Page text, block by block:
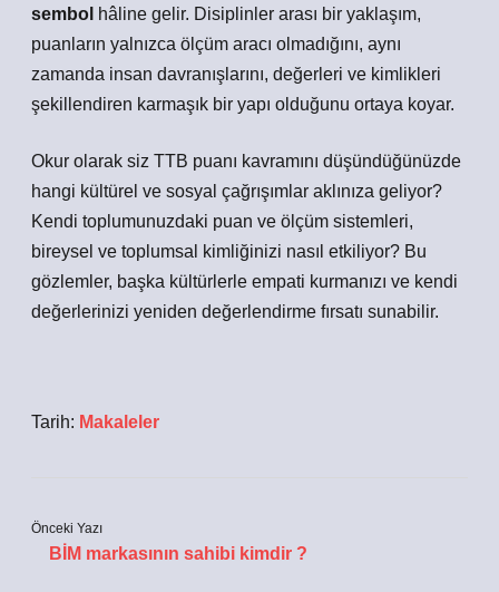
sembol hâline gelir. Disiplinler arası bir yaklaşım,
puanların yalnızca ölçüm aracı olmadığını, aynı
zamanda insan davranışlarını, değerleri ve kimlikleri
şekillendiren karmaşık bir yapı olduğunu ortaya koyar.
Okur olarak siz TTB puanı kavramını düşündüğünüzde
hangi kültürel ve sosyal çağrışımlar aklınıza geliyor?
Kendi toplumunuzdaki puan ve ölçüm sistemleri,
bireysel ve toplumsal kimliğinizi nasıl etkiliyor? Bu
gözlemler, başka kültürlerle empati kurmanızı ve kendi
değerlerinizi yeniden değerlendirme fırsatı sunabilir.
Tarih: Makaleler
Önceki Yazı
BİM markasının sahibi kimdir ?